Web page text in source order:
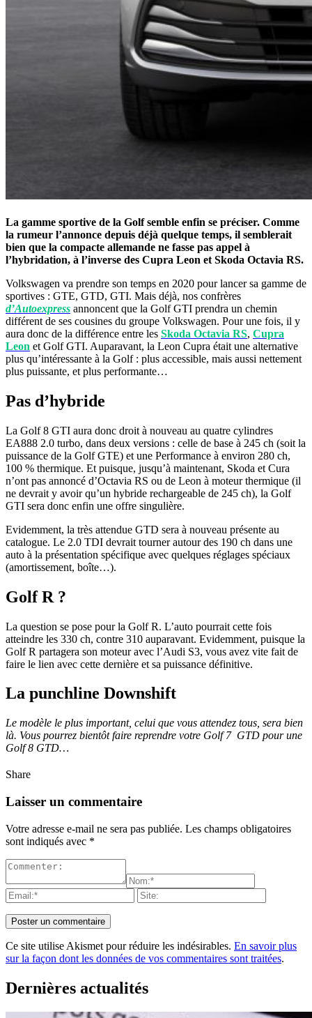
La gamme sportive de la Golf semble enfin se préciser. Comme
la rumeur l’annonce depuis déjà quelque temps, il semblerait
bien que la compacte allemande ne fasse pas appel à
l’hybridation, à l’inverse des Cupra Leon et Skoda Octavia RS.
Volkswagen va prendre son temps en 2020 pour lancer sa gamme de
sportives : GTE, GTD, GTI. Mais déjà, nos confrères
d’Autoexpress annoncent que la Golf GTI prendra un chemin
différent de ses cousines du groupe Volkswagen. Pour une fois, il y
aura donc de la différence entre les Skoda Octavia RS, Cupra
Leon et Golf GTI. Auparavant, la Leon Cupra était une alternative
plus qu’intéressante à la Golf : plus accessible, mais aussi nettement
plus puissante, et plus performante…
Pas d’hybride
La Golf 8 GTI aura donc droit à nouveau au quatre cylindres
EA888 2.0 turbo, dans deux versions : celle de base à 245 ch (soit la
puissance de la Golf GTE) et une Performance à environ 280 ch,
100 % thermique. Et puisque, jusqu’à maintenant, Skoda et Cura
n’ont pas annoncé d’Octavia RS ou de Leon à moteur thermique (il
ne devrait y avoir qu’un hybride rechargeable de 245 ch), la Golf
GTI sera donc enfin une offre singulière.
Evidemment, la très attendue GTD sera à nouveau présente au
catalogue. Le 2.0 TDI devrait tourner autour des 190 ch dans une
auto à la présentation spécifique avec quelques réglages spéciaux
(amortissement, boîte…).
Golf R ?
La question se pose pour la Golf R. L’auto pourrait cette fois
atteindre les 330 ch, contre 310 auparavant. Evidemment, puisque la
Golf R partagera son moteur avec l’Audi S3, vous avez vite fait de
faire le lien avec cette dernière et sa puissance définitive.
La punchline Downshift
Le modèle le plus important, celui que vous attendez tous, sera bien
là. Vous pourrez bientôt faire reprendre votre Golf 7 GTD pour une
Golf 8 GTD…
Share
Laisser un commentaire
Votre adresse e-mail ne sera pas publiée. Les champs obligatoires
sont indiqués avec *
Ce site utilise Akismet pour réduire les indésirables. En savoir plus
sur la façon dont les données de vos commentaires sont traitées.
Dernières actualités